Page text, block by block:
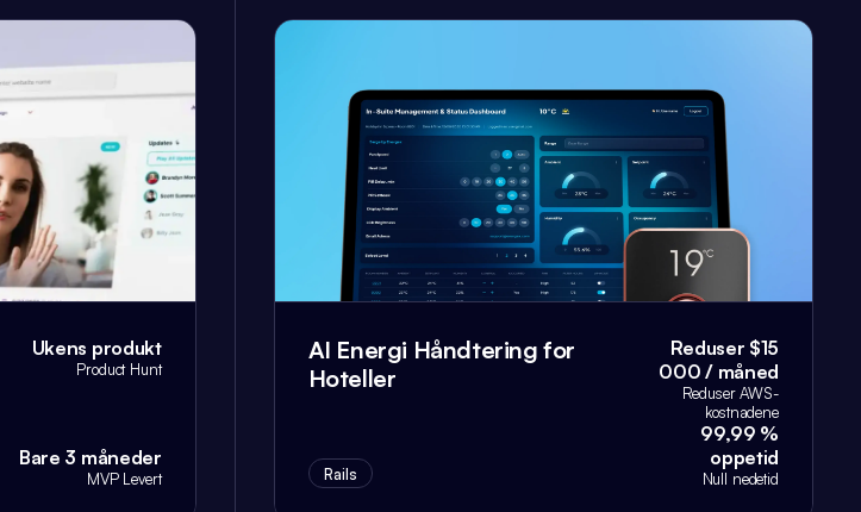
Ukens produkt
Product Hunt
Bare 3 måneder
MVP Levert
AI Energi Håndtering for
Hoteller
Rails
Reduser $15
000 / måned
Reduser AWS-
kostnadene
99,99 %
oppetid
Null nedetid